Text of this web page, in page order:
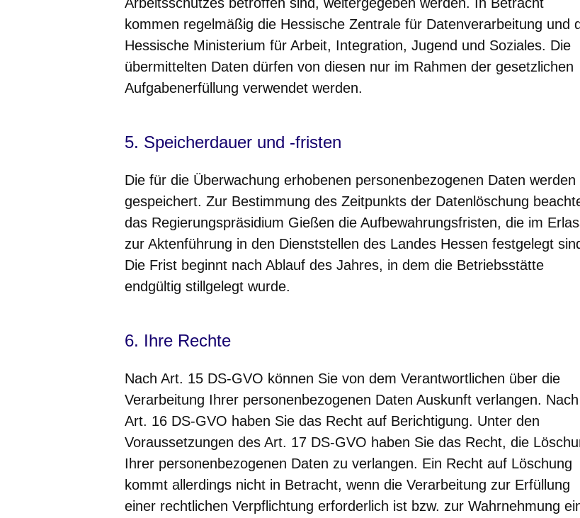
kommen regelmäßig die Hessische Zentrale für Datenverarbeitung und
Hessische Ministerium für Arbeit, Integration, Jugend und Soziales. Die
übermittelten Daten dürfen von diesen nur im Rahmen der gesetzlichen
Aufgabenerfüllung verwendet werden.
5. Speicherdauer und -fristen
Die für die Überwachung erhobenen personenbezogenen Daten werden
gespeichert. Zur Bestimmung des Zeitpunkts der Datenlöschung
das Regierungspräsidium Gießen die Aufbewahrungsfristen, die im
zur Aktenführung in den Dienststellen des Landes Hessen festgelegt
Die Frist beginnt nach Ablauf des Jahres, in dem die Betriebsstätte
endgültig stillgelegt wurde.
6. Ihre Rechte
Nach Art. 15 DS-GVO können Sie von dem Verantwortlichen über die
Verarbeitung Ihrer personenbezogenen Daten Auskunft verlangen. Nach
Art. 16 DS-GVO haben Sie das Recht auf Berichtigung. Unter den
Voraussetzungen des Art. 17 DS-GVO haben Sie das Recht, die
Ihrer personenbezogenen Daten zu verlangen. Ein Recht auf Löschung
kommt allerdings nicht in Betracht, wenn die Verarbeitung zur Erfüllung
einer rechtlichen Verpflichtung erforderlich ist bzw. zur Wahrnehmung